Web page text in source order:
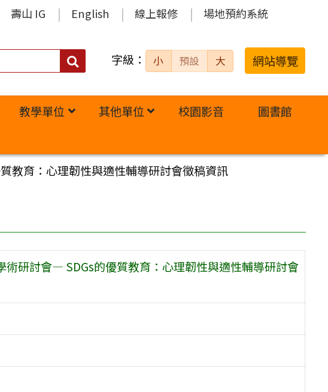
壽山 IG English 線上報修 場地預約系統
搜
字級： 小 預設 大 網站導覽
教學單位 其他單位 校園影音
圖書館
教育：心理韌性與適性輔導研討會徵稿資訊
研討會— SDGs的優質教育：心理韌性與適性輔導研討會